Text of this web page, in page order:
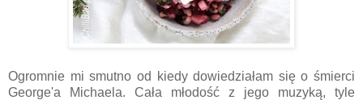
Ogromnie mi smutno od kiedy dowiedziałam się o śmierci
George'a Michaela. Cała młodość z jego muzyką, tyle